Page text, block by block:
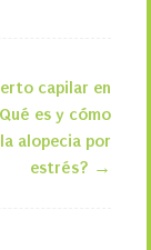
capilar en
es y cómo
alopecia por
estrés? →